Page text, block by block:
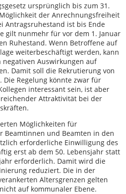
ursprünglich bis zum 31.
der Anrechnungsfreiheit
Antragsruhestand ist bis Ende
gilt nunmehr für vor dem 1. Januar
Ruhestand. Wenn Betroffene auf
weiterbeschäftigt werden, kann
Auswirkungen auf
Damit soll die Rekrutierung von
Die Regelung könnte zwar für
interessant sein, ist aber
Attraktivität bei der
Möglichkeiten für
Beamtinnen und Beamten in den
erforderliche Einwilligung des
erst ab dem 50. Lebensjahr statt
erforderlich. Damit wird die
reduziert. Die in der
Altersgrenzen gelten
auf kommunaler Ebene.